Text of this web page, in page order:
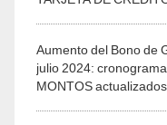
Aumento del Bono de
julio 2024:
MONTOS actualizados